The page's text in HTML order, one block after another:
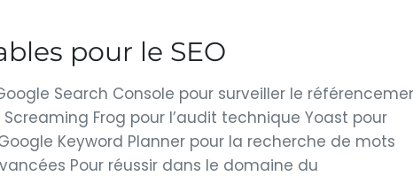
pour le SEO
Google Search Console pour surveiller le
Frog pour l’audit technique Yoast pour
Keyword Planner pour la recherche de mots
Pour réussir dans le domaine du